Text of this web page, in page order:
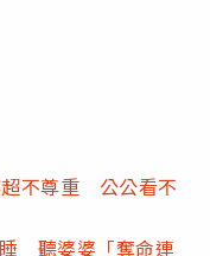
不尊重 公公看不
聽婆婆「奪命連